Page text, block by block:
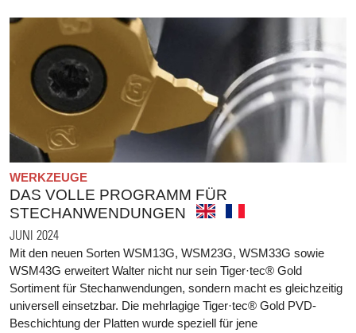
WERKZEUGE
DAS VOLLE PROGRAMM FÜR
STECHANWENDUNGEN
JUNI 2024
Mit den neuen Sorten WSM13G, WSM23G, WSM33G sowie
WSM43G erweitert Walter nicht nur sein Tiger·tec® Gold
Sortiment für Stechanwendungen, sondern macht es gleichzeitig
universell einsetzbar. Die mehrlagige Tiger·tec® Gold PVD-
Beschichtung der Platten wurde speziell für jene